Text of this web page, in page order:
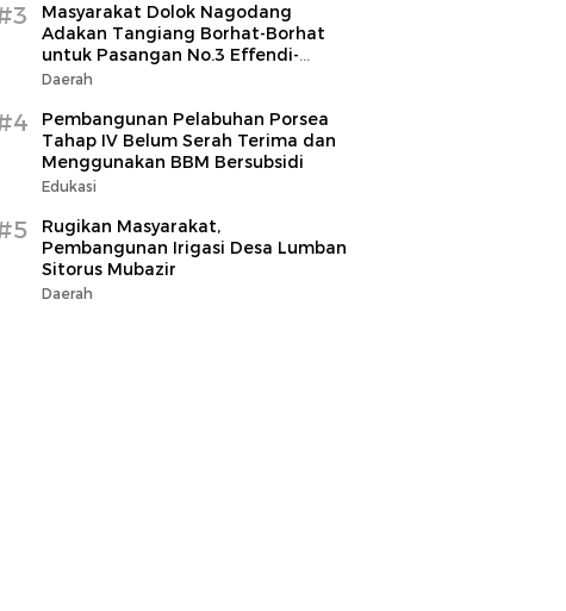
Masyarakat Dolok Nagodang
Adakan Tangiang Borhat-Borhat
untuk Pasangan No.3 Effendi-
Murphy serta Bazzar Sembako
Daerah
Pembangunan Pelabuhan Porsea
Tahap IV Belum Serah Terima dan
Menggunakan BBM Bersubsidi
Edukasi
Rugikan Masyarakat,
Pembangunan Irigasi Desa Lumban
Sitorus Mubazir
Daerah